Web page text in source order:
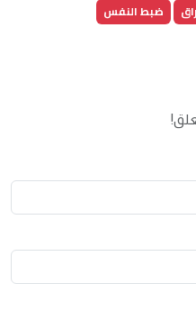
ضبط النفس